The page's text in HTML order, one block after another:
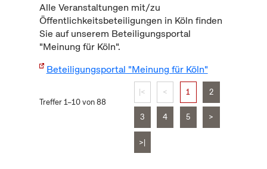
Alle Veranstaltungen mit/zu
Öffentlichkeitsbeteiligungen in Köln finden
Sie auf unserem Beteiligungsportal
"Meinung für Köln".
Beteiligungsportal "Meinung für Köln"
Treffer 1–10 von 88
|< < 1 2
3 4 5 >
>|